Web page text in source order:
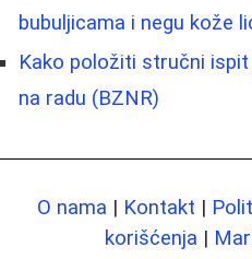
bubuljicama i negu kože
Kako položiti stručni
na radu (BZNR)
O nama | Kontakt |
korišćenja |